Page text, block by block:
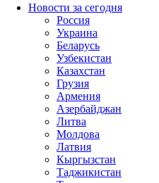
Новости за сегодня
Россия
Украина
Беларусь
Узбекистан
Казахстан
Грузия
Армения
Азербайджан
Литва
Молдова
Латвия
Кыргызстан
Таджикистан